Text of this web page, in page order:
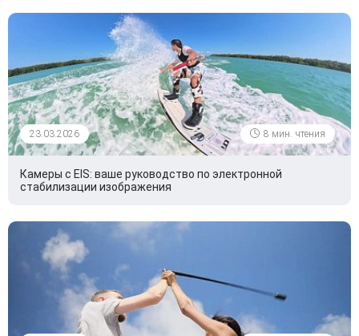
23.03.2026 8 мин. чтения
Камеры с EIS: ваше руководство по электронной
стабилизации изображения